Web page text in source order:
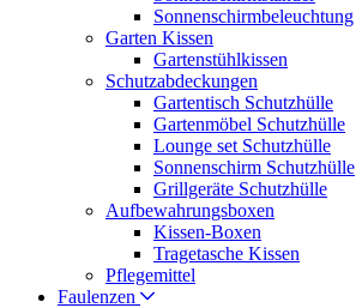
Sonnenschirmbeleuchtung
Garten Kissen
Gartenstühlkissen
Schutzabdeckungen
Gartentisch Schutzhülle
Gartenmöbel Schutzhülle
Lounge set Schutzhülle
Sonnenschirm Schutzhülle
Grillgeräte Schutzhülle
Aufbewahrungsboxen
Kissen-Boxen
Tragetasche Kissen
Pflegemittel
Faulenzen